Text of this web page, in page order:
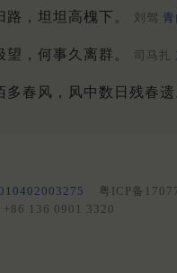
路，坦坦高槐下。 刘驾
望，何事久离群。 司马扎
多春风，风中数日残春遗
粤ICP备
+86 136 0901 3320